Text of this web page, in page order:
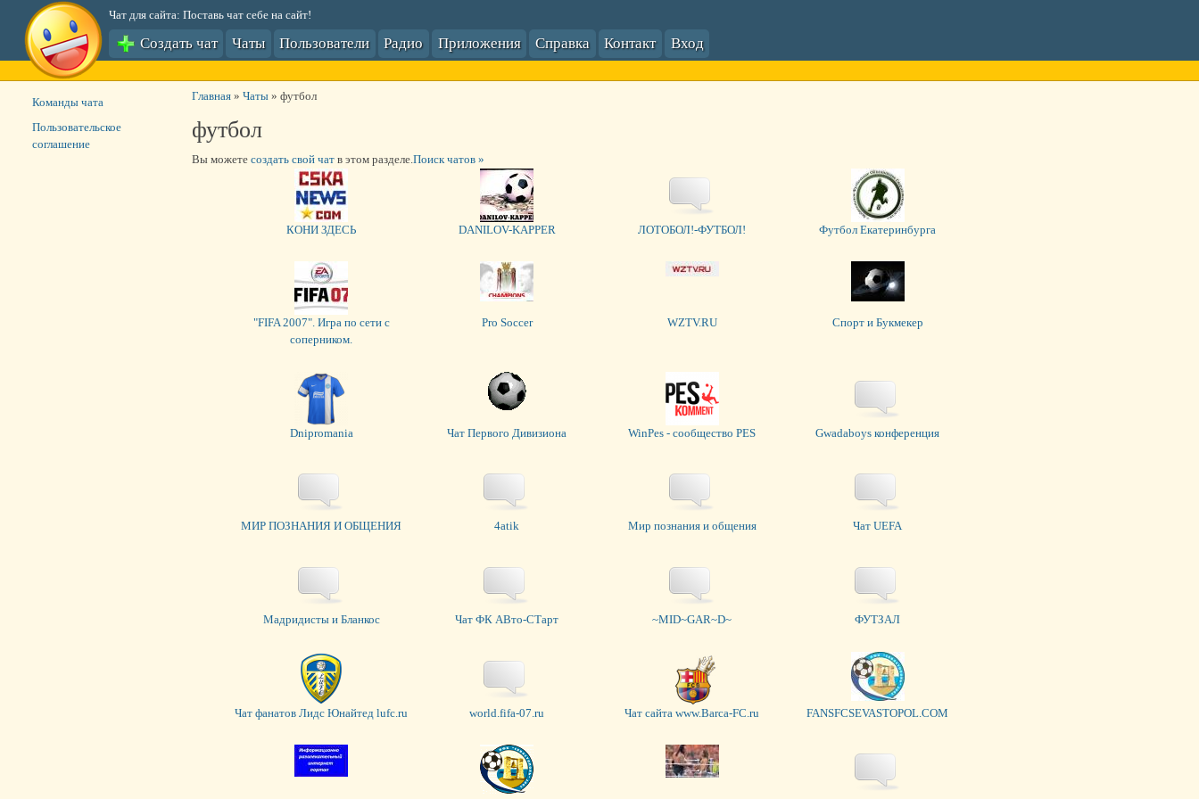
Чат для сайта: Поставь чат себе на сайт!
Создать чат Чаты Пользователи Радио Приложения Справка Контакт Вход
Главная» Чаты» футбол
футбол
Вы можете создать свой чатв этом разделе. Поиск чатов »
КОНИ ЗДЕСЬ DANILOV-KAPPER ЛОТОБОЛ!-ФУТБОЛ! Футбол Екатеринбурга
"FIFA 2007". Игра по сети c
соперником.
Pro Soccer WZTV.RU Спорт и Букмекер
Dnipromania Чат Первого Дивизиона WinPes - сообщество PES Gwadaboys конференция
МИР ПОЗНАНИЯ И ОБЩЕНИЯ 4atik Мир познания и общения Чат UEFA
Мадридисты и Бланкос Чат ФК АВто-СТарт ~MID~GAR~D~ ФУТЗАЛ
Чат фанатов Лидс Юнайтед lufc.ru world.fifa-07.ru Чат сайта www.Barca-FC.ru FANSFCSEVASTOPOL.COM
Команды чата
Пользовательское
соглашение